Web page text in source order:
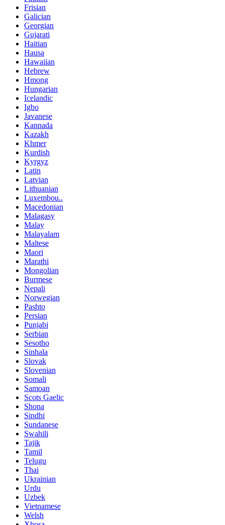
Frisian
Galician
Georgian
Gujarati
Haitian
Hausa
Hawaiian
Hebrew
Hmong
Hungarian
Icelandic
Igbo
Javanese
Kannada
Kazakh
Khmer
Kurdish
Kyrgyz
Latin
Latvian
Lithuanian
Luxembou..
Macedonian
Malagasy
Malay
Malayalam
Maltese
Maori
Marathi
Mongolian
Burmese
Nepali
Norwegian
Pashto
Persian
Punjabi
Serbian
Sesotho
Sinhala
Slovak
Slovenian
Somali
Samoan
Scots Gaelic
Shona
Sindhi
Sundanese
Swahili
Tajik
Tamil
Telugu
Thai
Ukrainian
Urdu
Uzbek
Vietnamese
Welsh